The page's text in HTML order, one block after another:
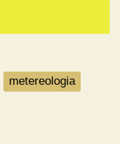
metereologia